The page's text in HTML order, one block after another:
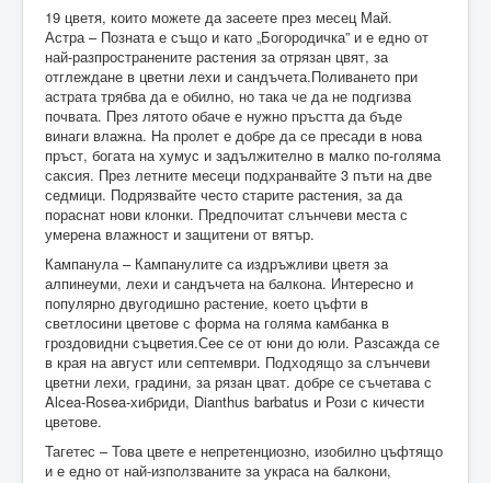
19 цветя, които можете да засеете през месец Май.
Астра – Позната е също и като „Богородичка” и е едно от
най-разпространените растения за отрязан цвят, за
отглеждане в цветни лехи и сандъчета.Поливането при
астрата трябва да е обилно, но така че да не подгизва
почвата. През лятото обаче е нужно пръстта да бъде
винаги влажна. На пролет е добре да се пресади в нова
пръст, богата на хумус и задължително в малко по-голяма
саксия. През летните месеци подхранвайте 3 пъти на две
седмици. Подрязвайте често старите растения, за да
пораснат нови клонки. Предпочитат слънчеви места с
умерена влажност и защитени от вятър.
Кампанула – Кампанулите са издръжливи цветя за
алпинеуми, лехи и сандъчета на балкона. Интересно и
популярно двугодишно растение, което цъфти в
светлосини цветове с форма на голяма камбанка в
гроздовидни съцветия.Сее се от юни до юли. Разсажда се
в края на август или септември. Подходящо за слънчеви
цветни лехи, градини, за рязан цват. добре се съчетава с
Alcea-Rosea-хибриди, Dianthus barbatus и Рози c кичести
цветове.
Тагетес – Това цвете е непретенциозно, изобилно цъфтящо
и е едно от най-използваните за украса на балкони,